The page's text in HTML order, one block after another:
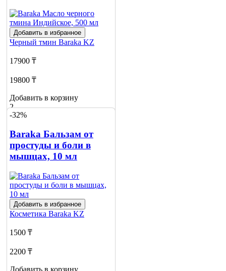
Добавить в избранное
Черный тмин Baraka KZ
17900 ₸
19800 ₸
Добавить в корзину
2
-32%
Baraka Бальзам от
простуды и боли в
мышцах, 10 мл
Добавить в избранное
Косметика Baraka KZ
1500 ₸
2200 ₸